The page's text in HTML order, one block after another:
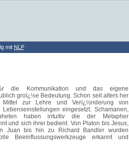
mit NLP
die Kommunikation und das eigene
groï¿½e Bedeutung. Schon seit alters her
Mittel zur Lehre und Verï¿½nderung von
eingesetzt. Schamanen,
haben intuitiv die der Metapher
und sich ihrer bedient. Von Platon bis Jesus,
Juan bis hin zu Richard Bandler wurden
Beeinflussungswerkzeuge erkannt und